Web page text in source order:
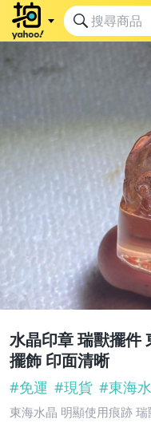
水晶印章 瑞獸擺件
擺飾 印面清晰
#免運 #現貨 #東海
東海水晶 明顯使用痕跡